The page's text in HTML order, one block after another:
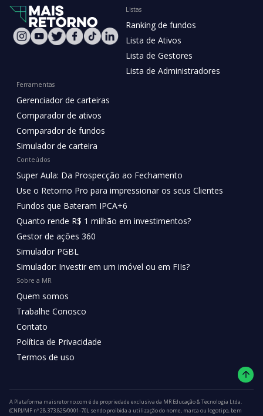
Listas
Ranking de fundos
Lista de Ativos
Lista de Gestores
Lista de Administradores
Ferramentas
Gerenciador de carteiras
Comparador de ativos
Comparador de fundos
Simulador de carteira
Conteúdos
Super Aula: Da Prospecção ao Fechamento
Use o Retorno Pro para impressionar os seus Clientes
Fundos que Bateram IPCA+6
Quanto rende R$ 1 milhão em investimentos?
Gestor de ações 360
Simulador PGBL
Simulador: Investir em um imóvel ou em FIIs?
Sobre a MR
Quem somos
Trabalhe Conosco
Contato
Política de Privacidade
Termos de uso
A Plataforma maisretorno.com é de propriedade exclusiva da MR Educação & Tecnologia Ltda.
(CNPJ/MF nº 28.373.825/0001-70), sendo proibida a utilização do nome, marca ou logotipo, bem